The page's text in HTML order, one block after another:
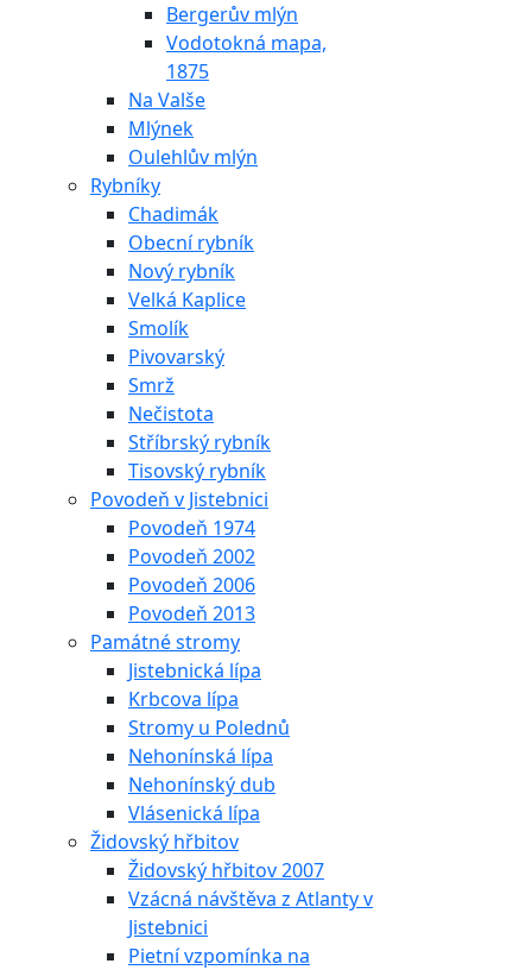
Bergerův mlýn
Vodotokná mapa,
1875
Na Valše
Mlýnek
Oulehlův mlýn
Rybníky
Chadimák
Obecní rybník
Nový rybník
Velká Kaplice
Smolík
Pivovarský
Smrž
Nečistota
Stříbrský rybník
Tisovský rybník
Povodeň v Jistebnici
Povodeň 1974
Povodeň 2002
Povodeň 2006
Povodeň 2013
Památné stromy
Jistebnická lípa
Krbcova lípa
Stromy u Polednů
Nehonínská lípa
Nehonínský dub
Vlásenická lípa
Židovský hřbitov
Židovský hřbitov 2007
Vzácná návštěva z Atlanty v
Jistebnici
Pietní vzpomínka na